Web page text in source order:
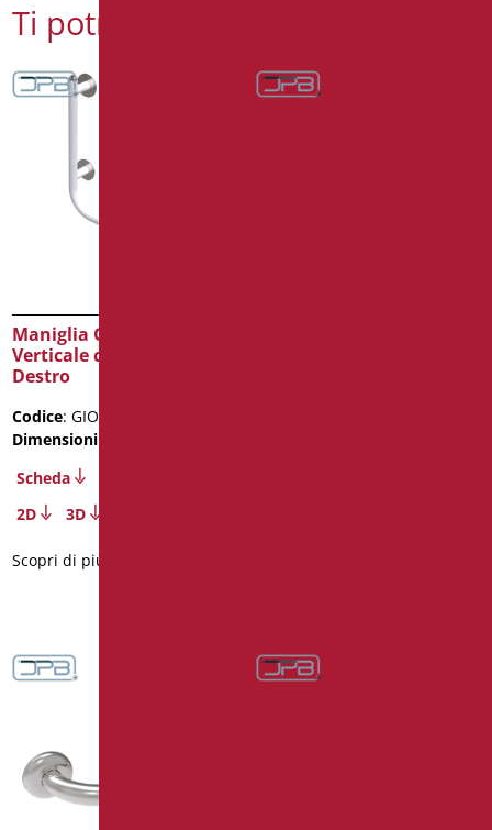
Ti potrebbe interessare
Maniglia Giotto con
Verticale cm. 51,5X51,5
Destro
Codice: GIO-X5050D/30
Dimensioni
Scheda
2D
3D
Scopri di più